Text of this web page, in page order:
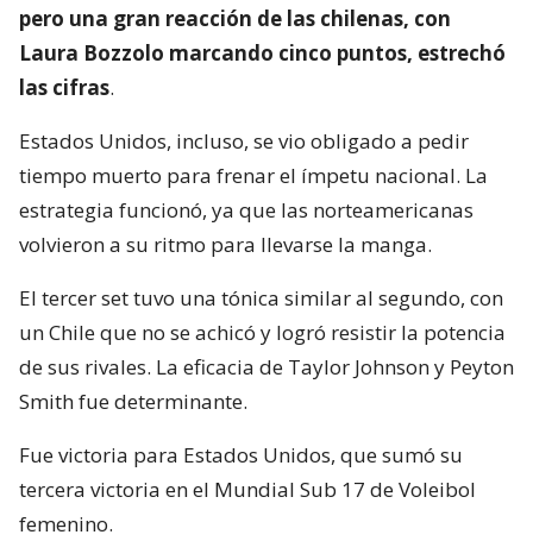
pero una gran reacción de las chilenas, con
Laura Bozzolo marcando cinco puntos, estrechó
las cifras.
Estados Unidos, incluso, se vio obligado a pedir
tiempo muerto para frenar el ímpetu nacional. La
estrategia funcionó, ya que las norteamericanas
volvieron a su ritmo para llevarse la manga.
El tercer set tuvo una tónica similar al segundo, con
un Chile que no se achicó y logró resistir la potencia
de sus rivales. La eficacia de Taylor Johnson y Peyton
Smith fue determinante.
Fue victoria para Estados Unidos, que sumó su
tercera victoria en el Mundial Sub 17 de Voleibol
femenino.